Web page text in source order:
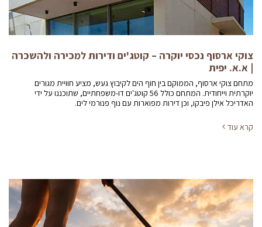
צוקי ארסוף נכסי יוקרה – קוטג'ים ודירות למכירה ולהשכרה
| א.א. יפית
מתחם צוקי ארסוף, הממוקם בין חוף הים לקיבוץ געש, מציע חוויית מגורים
יוקרתית וייחודית. המתחם כולל 56 קוטג'ים דו-משפחתיים, שתוכננו על ידי
האדריכל אילן פיבקו, וכן דירות מפוארות עם נוף פנורמי לים.
קרא עוד